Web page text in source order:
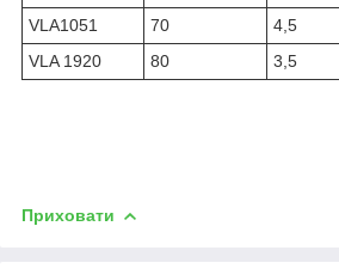
VLA1051
70 4,5
VLA 1920
80 3,5
Приховати